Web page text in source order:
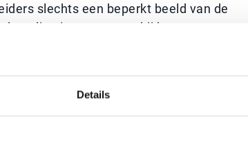
Details
slechts een beperkt beeld van de
die niet meer past bij het tempo van
procurement en customer service
beslissingen sneller en beter
krijgen inzicht in hoe acties binnen
Zo verdwijnen losstaande silo’s en